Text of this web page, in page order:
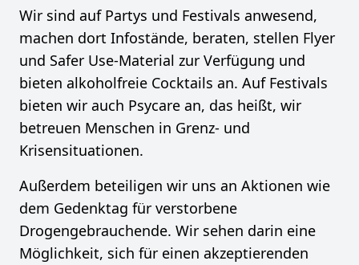
Wir sind auf Partys und Festivals anwesend,
machen dort Infostände, beraten, stellen Flyer
und Safer Use-Material zur Verfügung und
bieten alkoholfreie Cocktails an. Auf Festivals
bieten wir auch Psycare an, das heißt, wir
betreuen Menschen in Grenz- und
Krisensituationen.
Außerdem beteiligen wir uns an Aktionen wie
dem Gedenktag für verstorbene
Drogengebrauchende. Wir sehen darin eine
Möglichkeit, sich für einen akzeptierenden